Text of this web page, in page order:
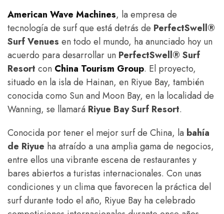
American Wave Machines, la empresa de
tecnología de surf que está detrás de PerfectSwell®
Surf Venues en todo el mundo, ha anunciado hoy un
acuerdo para desarrollar un PerfectSwell® Surf
Resort con China Tourism Group. El proyecto,
situado en la isla de Hainan, en Riyue Bay, también
conocida como Sun and Moon Bay, en la localidad de
Wanning, se llamará Riyue Bay Surf Resort.
Conocida por tener el mejor surf de China, la bahía
de Riyue ha atraído a una amplia gama de negocios,
entre ellos una vibrante escena de restaurantes y
bares abiertos a turistas internacionales. Con unas
condiciones y un clima que favorecen la práctica del
surf durante todo el año, Riyue Bay ha celebrado